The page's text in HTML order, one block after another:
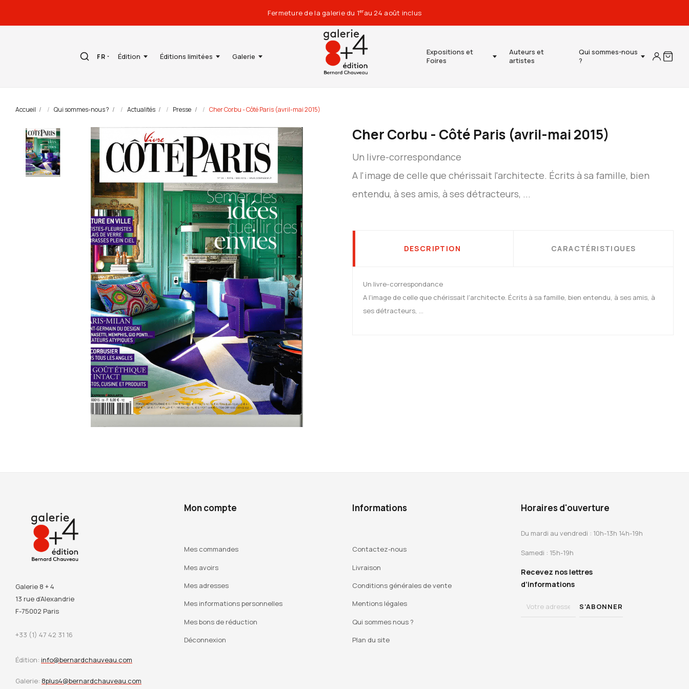
Fermeture de la galerie du 1erau 24 août inclus
FR Édition Éditions limitées Galerie
Expositions et
Foires
Auteurs et
artistes
Qui sommes-nous
?
Accueil Qui sommes-nous ? Actualités Presse Cher Corbu - Côté Paris (avril-mai 2015)
Cher Corbu - Côté Paris (avril-mai 2015)
Un livre-correspondance
A l'image de celle que chérissait l'architecte. Écrits à sa famille, bien
entendu, à ses amis, à ses détracteurs, ...
DESCRIPTION CARACTÉRISTIQUES
Un livre-correspondance
A l'image de celle que chérissait l'architecte. Écrits à sa famille, bien entendu, à ses amis, à
ses détracteurs, ...
Galerie 8 + 4
13 rue d’Alexandrie
F-75002 Paris
+33 (1) 47 42 31 16
Édition: info@bernardchauveau.com
Galerie: 8plus4@bernardchauveau.com
Mon compte
Mes commandes
Mes avoirs
Mes adresses
Mes informations personnelles
Mes bons de réduction
Déconnexion
Informations
Contactez-nous
Livraison
Conditions générales de vente
Mentions légales
Qui sommes nous ?
Plan du site
Horaires d'ouverture
Du mardi au vendredi : 10h-13h 14h-19h
Samedi : 15h-19h
Recevez nos lettres
d’informations